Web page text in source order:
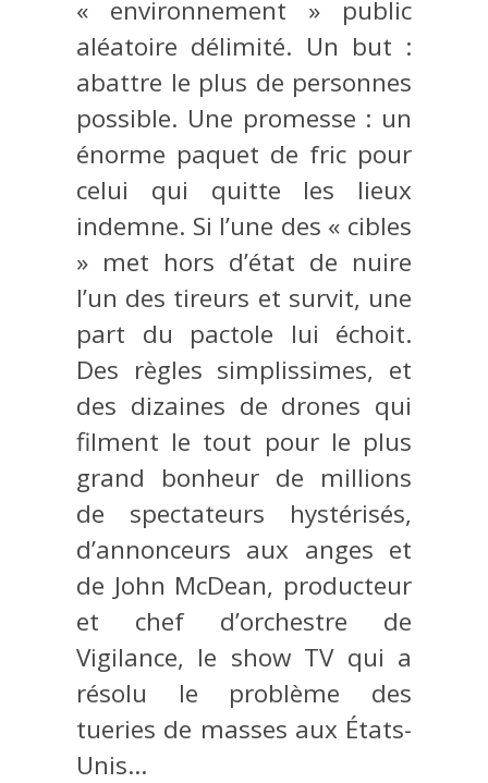
« environnement » public
aléatoire délimité. Un but :
abattre le plus de personnes
possible. Une promesse : un
énorme paquet de fric pour
celui qui quitte les lieux
indemne. Si l’une des « cibles
» met hors d’état de nuire
l’un des tireurs et survit, une
part du pactole lui échoit.
Des règles simplissimes, et
des dizaines de drones qui
filment le tout pour le plus
grand bonheur de millions
de spectateurs hystérisés,
d’annonceurs aux anges et
de John McDean, producteur
et chef d’orchestre de
Vigilance, le show TV qui a
résolu le problème des
tueries de masses aux États-
Unis…